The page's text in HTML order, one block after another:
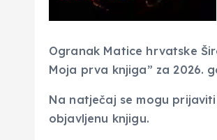
Ogranak Matice hrvatske
Moja prva knjiga” za 2026.
Na natječaj se mogu
objavljenu knjigu.